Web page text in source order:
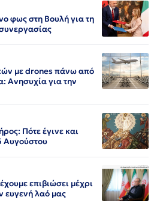
φως στη Βουλή για τη
με drones πάνω από
Ανησυχία για την
Πότε έγινε και
Αυγούστου
επιβιώσει μέχρι
ευγενή λαό μας